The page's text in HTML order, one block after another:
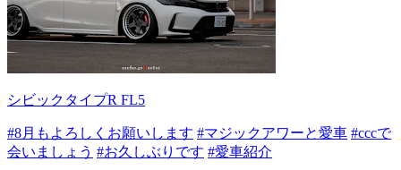
シビックタイプR FL5
#8月もよろしくお願いします #マジックアワーと愛車 #cccで
会いましょう #お久しぶりです #愛車紹介